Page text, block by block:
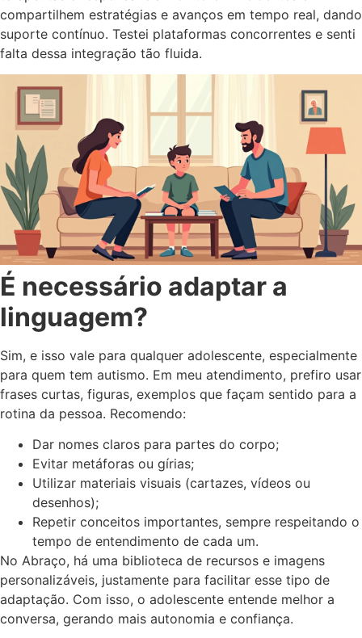
compartilhem estratégias e avanços em tempo real, dando
suporte contínuo. Testei plataformas concorrentes e senti
falta dessa integração tão fluida.
É necessário adaptar a
linguagem?
Sim, e isso vale para qualquer adolescente, especialmente
para quem tem autismo. Em meu atendimento, prefiro usar
frases curtas, figuras, exemplos que façam sentido para a
rotina da pessoa. Recomendo:
Dar nomes claros para partes do corpo;
Evitar metáforas ou gírias;
Utilizar materiais visuais (cartazes, vídeos ou
desenhos);
Repetir conceitos importantes, sempre respeitando o
tempo de entendimento de cada um.
No Abraço, há uma biblioteca de recursos e imagens
personalizáveis, justamente para facilitar esse tipo de
adaptação. Com isso, o adolescente entende melhor a
conversa, gerando mais autonomia e confiança.